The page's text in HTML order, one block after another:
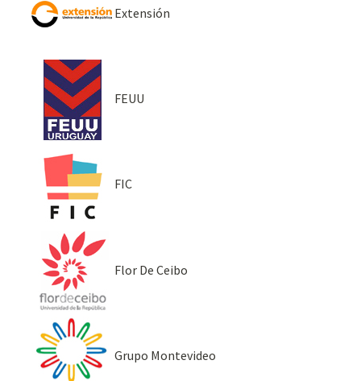
Extensión
FEUU
FIC
Flor De Ceibo
Grupo Montevideo